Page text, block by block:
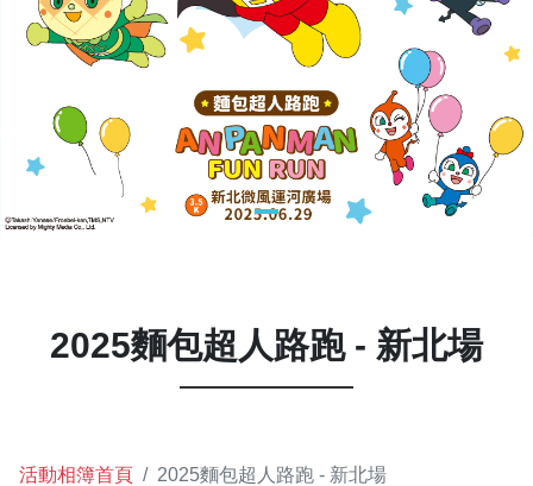
2025麵包超人路跑 - 新北場
活動相簿首頁 2025麵包超人路跑 - 新北場